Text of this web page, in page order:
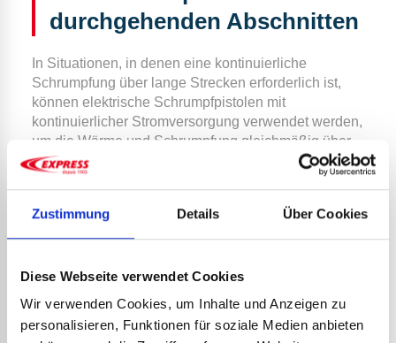
Zustimmung Details Über Cookies
Diese Webseite verwendet Cookies
Wir verwenden Cookies, um Inhalte und Anzeigen zu
personalisieren, Funktionen für soziale Medien anbieten
durchgehenden Abschnitten
In Situationen, in denen eine kontinuierliche
Schrumpfung über lange Strecken erforderlich ist,
können elektrische Schrumpfpistolen mit
kontinuierlicher Stromversorgung verwendet werden,
um die Wärme und Schrumpfung gleichmäßig über
die gesamte Länge aufzubringen.
Schrumpfen mithilfe von
Einige Schrumpfpistolen sind so konzipiert, dass sie
Verbinder direkt in den Schrumpfschlauch